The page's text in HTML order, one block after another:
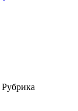
Рубрика